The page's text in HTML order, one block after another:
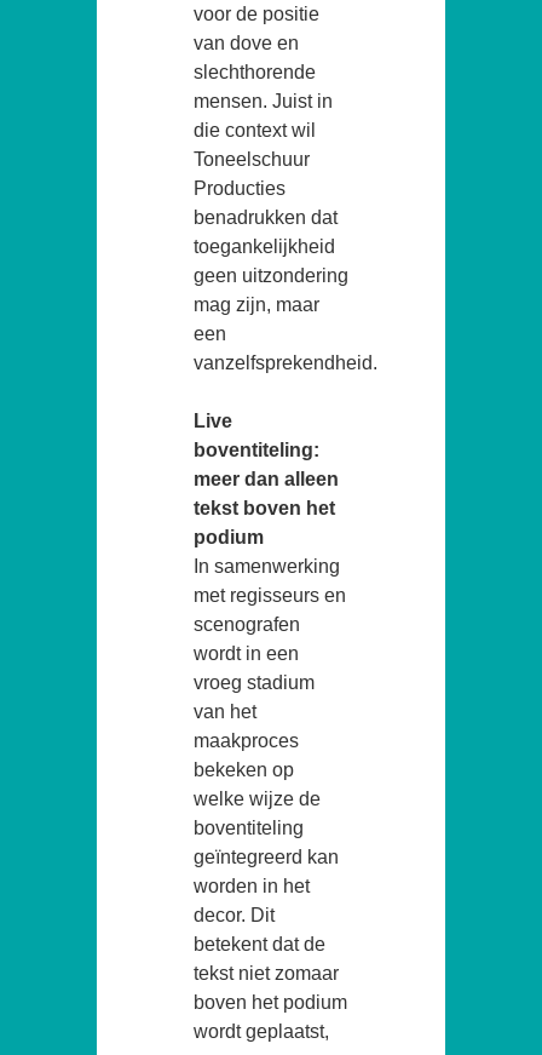
voor de positie
van dove en
slechthorende
mensen. Juist in
die context wil
Toneelschuur
Producties
benadrukken dat
toegankelijkheid
geen uitzondering
mag zijn, maar
een
vanzelfsprekendheid.
Live
boventiteling:
meer dan alleen
tekst boven het
podium
In samenwerking
met regisseurs en
scenografen
wordt in een
vroeg stadium
van het
maakproces
bekeken op
welke wijze de
boventiteling
geïntegreerd kan
worden in het
decor. Dit
betekent dat de
tekst niet zomaar
boven het podium
wordt geplaatst,